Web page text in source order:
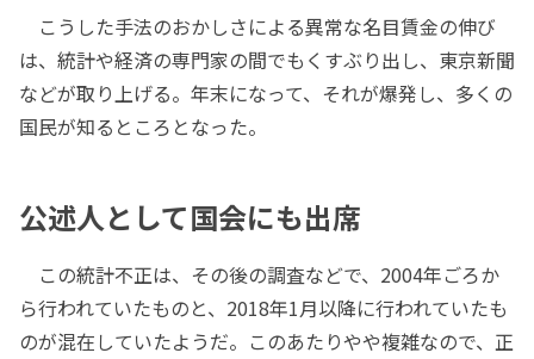
こうした手法のおかしさによる異常な名目賃金の伸び
は、統計や経済の専門家の間でもくすぶり出し、東京新聞
などが取り上げる。年末になって、それが爆発し、多くの
国民が知るところとなった。
公述人として国会にも出席
この統計不正は、その後の調査などで、2004年ごろか
ら行われていたものと、2018年1月以降に行われていたも
のが混在していたようだ。このあたりやや複雑なので、正